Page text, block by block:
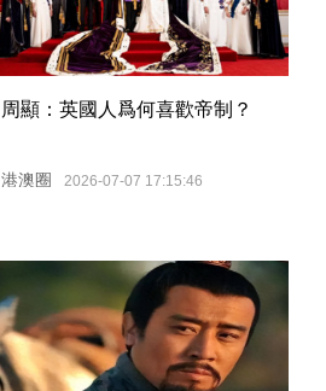
周顯：英國人爲何喜歡帝制？
港澳圈 2026-07-07 17:15:46